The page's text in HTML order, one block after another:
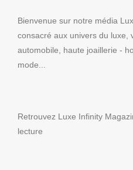
Bienvenue sur notre média
consacré aux univers du luxe,
automobile, haute joaillerie -
mode...
Retrouvez Luxe Infinity
lecture